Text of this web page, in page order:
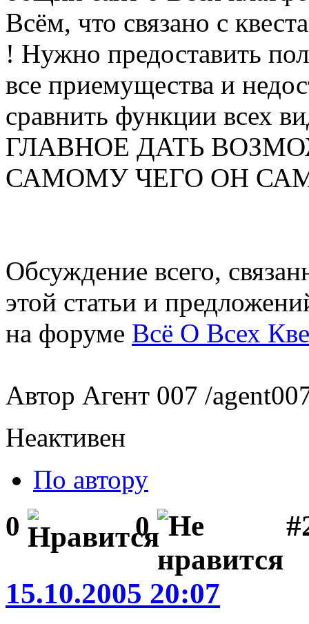
Всём, что связано с
! Нужно предоставить
все приемущества и
сравнить функции всех
ГЛАВНОЕ ДАТЬ
САМОМУ ЧЕГО ОН САМ
Обсуждение всего,
этой статьи и
на форуме Всё О Всех
Автор Агент 007 /
Неактивен
По автору
0 0
15.10.2005 20:07